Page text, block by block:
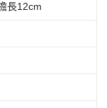
長12cm